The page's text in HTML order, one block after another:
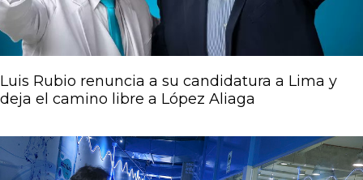
Luis Rubio renuncia a su candidatura a Lima y
deja el camino libre a López Aliaga